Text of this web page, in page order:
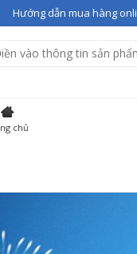
Hướng dẫn mua hàng
chủ
trong giỏ hàng
SẢN PHẨM